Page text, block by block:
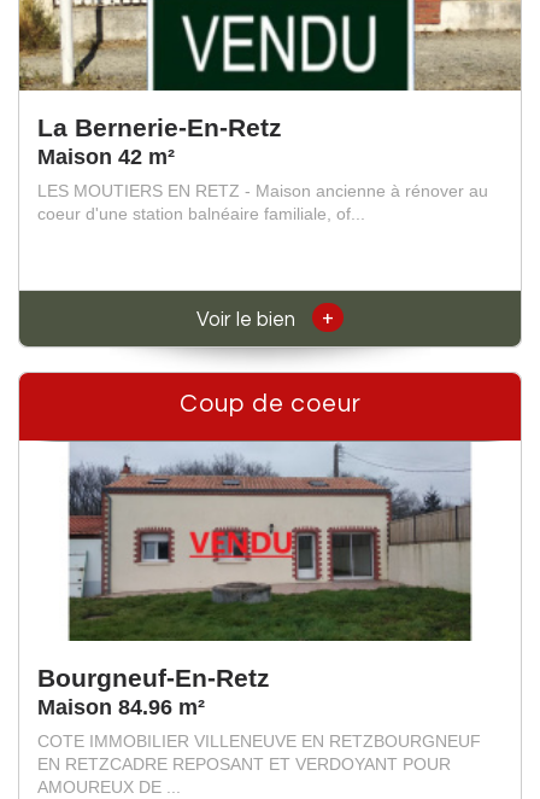
La Bernerie-En-Retz
Maison 42 m²
LES MOUTIERS EN RETZ - Maison ancienne à rénover au
coeur d'une station balnéaire familiale, of...
Voir le bien +
Coup de coeur
Bourgneuf-En-Retz
Maison 84.96 m²
COTE IMMOBILIER VILLENEUVE EN RETZBOURGNEUF
EN RETZCADRE REPOSANT ET VERDOYANT POUR
AMOUREUX DE ...